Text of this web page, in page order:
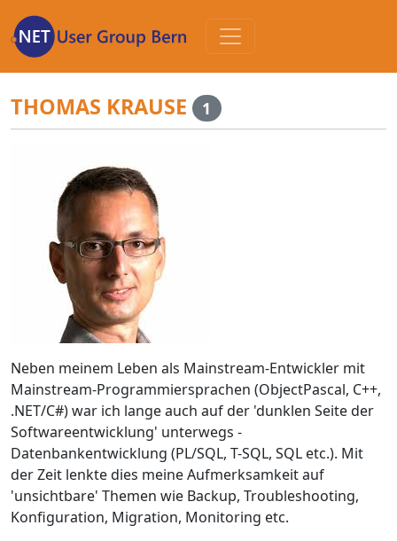
Inhalt
THOMAS KRAUSE 1
Neben meinem Leben als Mainstream-Entwickler mit
Mainstream-Programmiersprachen (ObjectPascal, C++,
.NET/C#) war ich lange auch auf der 'dunklen Seite der
Softwareentwicklung' unterwegs -
Datenbankentwicklung (PL/SQL, T-SQL, SQL etc.). Mit
der Zeit lenkte dies meine Aufmerksamkeit auf
'unsichtbare' Themen wie Backup, Troubleshooting,
Konfiguration, Migration, Monitoring etc.